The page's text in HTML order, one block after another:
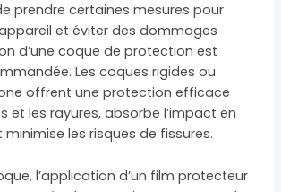
prendre certaines mesures pour
et éviter des dommages
d’une coque de protection est
Les coques rigides ou
offrent une protection efficace
et les rayures, absorbe l’impact en
les risques de fissures.
l’application d’un film protecteur